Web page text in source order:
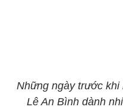
Những ngày trước
Lê An Bình dành